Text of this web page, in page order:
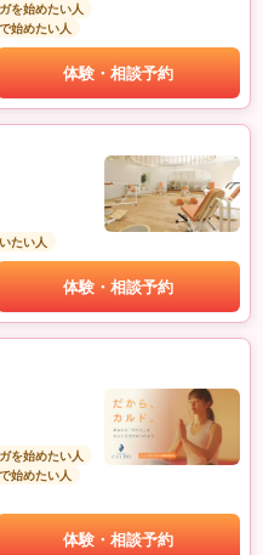
を始めたい人
始めたい人
体験・相談予約
たい人
体験・相談予約
を始めたい人
始めたい人
体験・相談予約